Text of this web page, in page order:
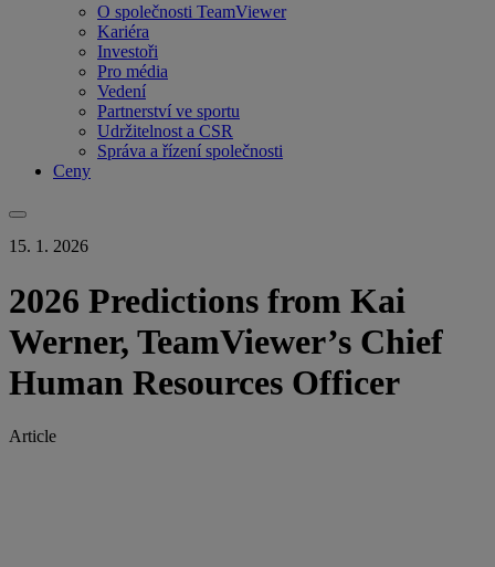
O společnosti TeamViewer
Kariéra
Investoři
Pro média
Vedení
Partnerství ve sportu
Udržitelnost a CSR
Správa a řízení společnosti
Ceny
15. 1. 2026
2026 Predictions from Kai
Werner, TeamViewer’s Chief
Human Resources Officer
Article